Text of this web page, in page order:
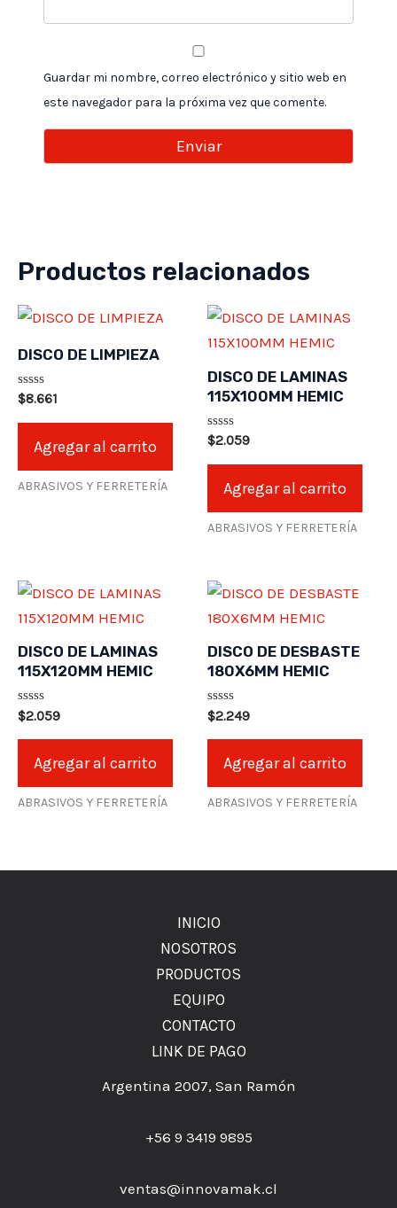
Guardar mi nombre, correo electrónico y sitio web en
este navegador para la próxima vez que comente.
Productos relacionados
DISCO DE LIMPIEZA
Valorado
en
0
$8.661
Agregar al carrito
ABRASIVOS Y FERRETERÍA
DISCO DE LAMINAS
115X100MM HEMIC
Valorado
en
0
$2.059
Agregar al carrito
ABRASIVOS Y FERRETERÍA
DISCO DE LAMINAS
115X120MM HEMIC
Valorado
en
0
$2.059
Agregar al carrito
ABRASIVOS Y FERRETERÍA
DISCO DE DESBASTE
180X6MM HEMIC
Valorado
en
0
$2.249
Agregar al carrito
ABRASIVOS Y FERRETERÍA
INICIO
NOSOTROS
PRODUCTOS
EQUIPO
CONTACTO
LINK DE PAGO
Argentina 2007, San Ramón
+56 9 3419 9895
ventas@innovamak.cl